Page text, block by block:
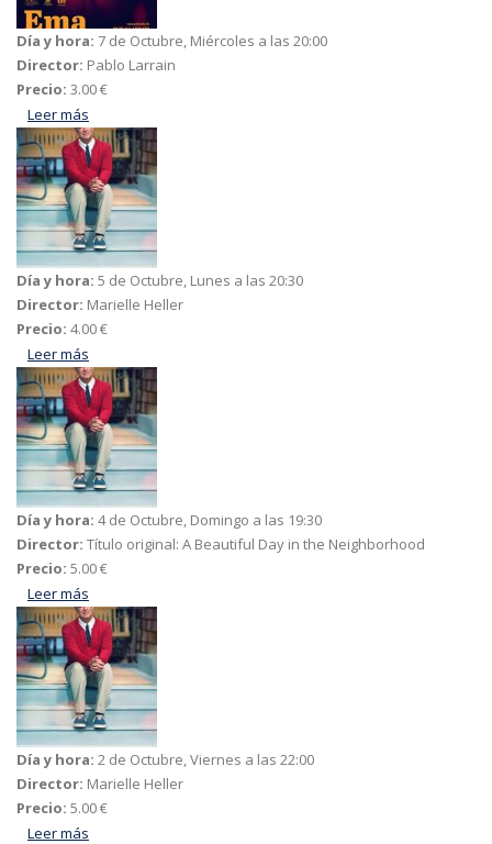
Día y hora: 7 de Octubre, Miércoles a las 20:00
Director: Pablo Larrain
Precio: 3.00 €
Leer más
Día y hora: 5 de Octubre, Lunes a las 20:30
Director: Marielle Heller
Precio: 4.00 €
Leer más
Día y hora: 4 de Octubre, Domingo a las 19:30
Director: Título original: A Beautiful Day in the Neighborhood
Precio: 5.00 €
Leer más
Día y hora: 2 de Octubre, Viernes a las 22:00
Director: Marielle Heller
Precio: 5.00 €
Leer más